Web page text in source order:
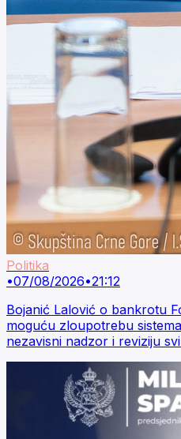
Politika
•07/08/2026•21:12
Bojanić Lalović o bankrotu
moguću zloupotrebu
nezavisni nadzor i reviziju